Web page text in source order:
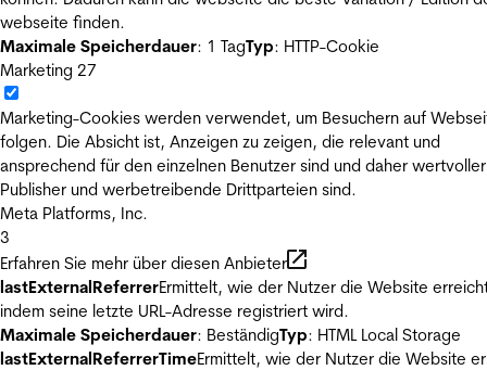
webseite finden.
Maximale Speicherdauer: 1 TagTyp: HTTP-Cookie
Marketing 27
Marketing-Cookies werden verwendet, um Besuchern auf
folgen. Die Absicht ist, Anzeigen zu zeigen, die relevant und
ansprechend für den einzelnen Benutzer sind und daher
Publisher und werbetreibende Drittparteien sind.
Meta Platforms, Inc.
3
Erfahren Sie mehr über diesen Anbieter
lastExternalReferrerErmittelt, wie der Nutzer die Website
indem seine letzte URL-Adresse registriert wird.
Maximale Speicherdauer: BeständigTyp: HTML Local Storage
lastExternalReferrerTimeErmittelt, wie der Nutzer die Website